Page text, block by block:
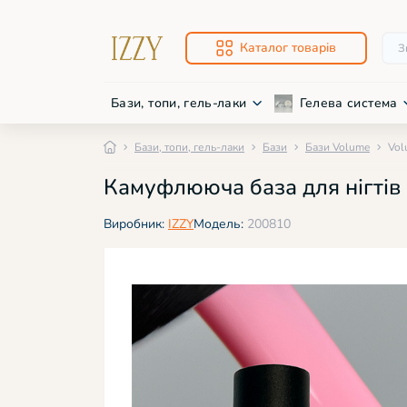
Каталог товарів
Бази, топи, гель-лаки Гелева система
Бази, топи, гель-лаки Бази Бази Volume
Камуфлююча база для
Виробник: IZZYМодель: 200810